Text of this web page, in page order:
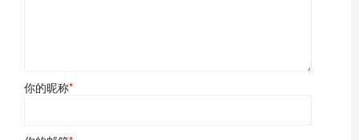
你的昵称*